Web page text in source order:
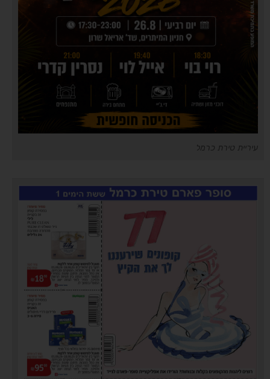
עיריית טירת כרמל